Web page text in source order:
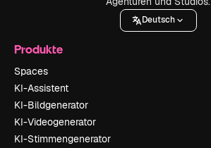
Deutsch
Produkte
Spaces
KI-Assistent
KI-Bildgenerator
KI-Videogenerator
KI-Stimmengenerator